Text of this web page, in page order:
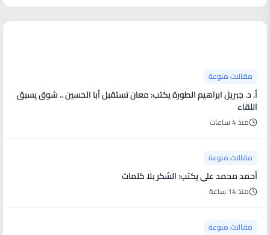
مقالات منوعة
أ. د. جبريل ابراهيم الطورة يكتب: معان تستقبل أبا الحسين .. شوق يسبق
اللقاء
منذ 4 ساعات
مقالات منوعة
أحمد محمد علي يكتب: الشكر بلا كلمات
منذ 14 ساعة
مقالات منوعة